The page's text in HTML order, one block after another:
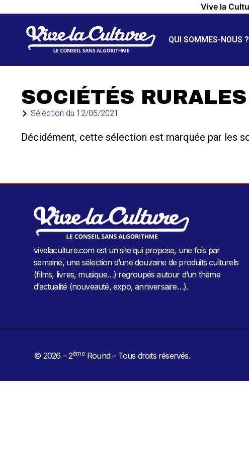
Vive la
QUI SOMMES-NOUS ?
SOCIÉTÉS RURALES
Sélection du 12/05/2021
Décidément, cette sélection est marquée par les
vivelaculture.com est un site qui propose, une fois par
semaine, une sélection d’une douzaine de produits culturels
(films, livres, musique…) regroupés autour d’un thème
d’actualité (nouveauté, expo, anniversaire…).
© 2026 – 2èmeRound – Tous droits réservés.